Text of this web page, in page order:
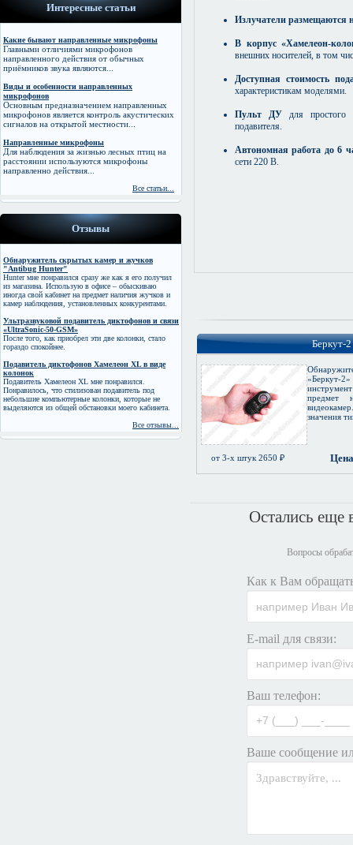
Интересные статьи
Какие бывают направленные микрофоны
Главными отличиями микрофонов
направленного действия от обычных
приёмников звука являются...
Виды и особенности направленных
микрофонов
Основным предназначением направленных
микрофонов является контроль акустических
сигналов на открытой местности...
Направленные микрофоны
Для наблюдения за жизнью лесных птиц на
расстоянии используются микрофоны
направленно действия...
Все статьи...
Отзывы
Обнаружитель скрытых камер и жучков
"Antibug Hunter"
Hunter мне понравился сразу же как я его получил
из магазина. Использую в офисе – обыскиваю
иногда свой кабинет на предмет наличия жучков и
камер наблюдения, установленных конкурентами.
Ультразвуковой подавитель диктофонов и связи
«UltraSonic-50-GSM»
После того, как приобрел эти две колонки, стало
гораздо спокойнее.
Подавитель диктофонов Хамелеон XL в виде
колонок
Подавитель Хамелеон XL мне понравился.
Понравилось, что стилизован подавитель под
небольшие компьютерные колонки, которые не
выделяются из общей обстановки моего кабинета.
Все отзывы...
Излучатели размещаются
В корпус «Хамелеон-
внешних носителей, в том
Доступная стоимость
характеристикам моделями.
Пульт ДУ для простого
подавителя.
Автономная работа до 6
сети 220 В.
Беркут-2
«Беркут-
предмет
значения
от 3-х штук 2650 ₽
Остались
Вопросы
Как к Вам
E-mail для связи:
Ваш телефон:
Ваше сообщение